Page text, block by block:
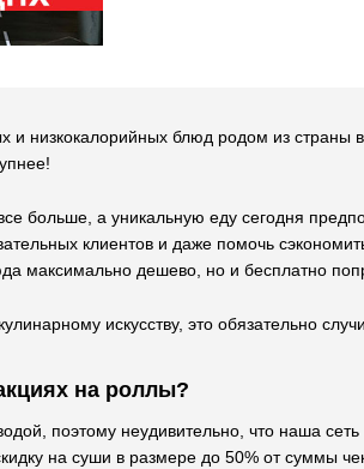
и низкокалорийных блюд родом из
больше, а уникальную еду сегодня
клиентов и даже помочь
максимально дешево, но и бесплатно
искусству, это обязательно
на роллы?
поэтому неудивительно, что наша
на суши в размере до 50% от суммы